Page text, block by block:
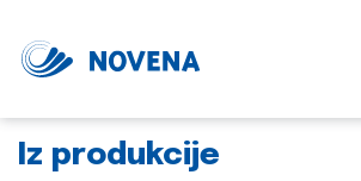
Iz produkcije